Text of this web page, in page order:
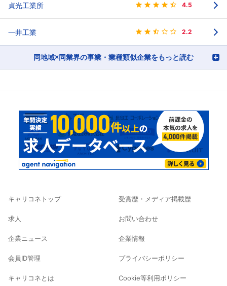
貞光工業所 4.5
一井工業 2.2
同地域×同業界の事業・業種類似企業をもっと読む
キャリコネトップ
求人
企業ニュース
会員ID管理
キャリコネとは
受賞歴・メディア掲載歴
お問い合わせ
企業情報
プライバシーポリシー
Cookie等利用ポリシー